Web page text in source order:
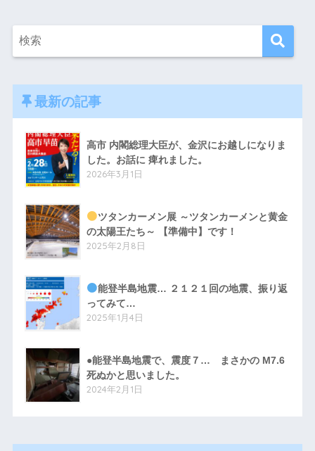
最新の記事
高市 内閣総理大臣が、金沢にお越しになりま
した。お話に 痺れました。
2026年3月1日
ツタンカーメン展 ～ツタンカーメンと黄金
の太陽王たち～ 【準備中】です！
2025年2月8日
能登半島地震… ２１２１回の地震、振り返
ってみて…
2025年1月4日
●能登半島地震で、震度７… まさかの M7.6
死ぬかと思いました。
2024年2月1日